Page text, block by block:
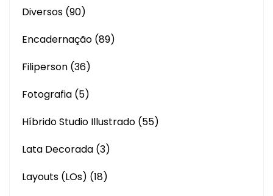
Diversos (90)
Encadernação (89)
Filiperson (36)
Fotografia (5)
Híbrido Studio Illustrado (55)
Lata Decorada (3)
Layouts (LOs) (18)